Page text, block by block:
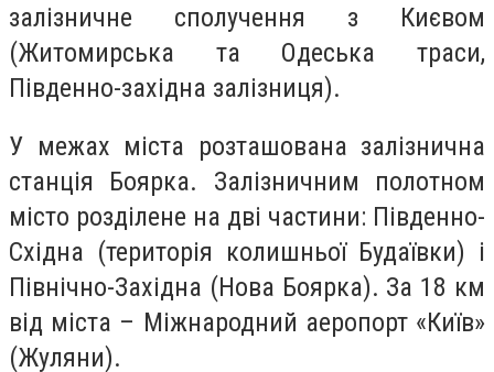
залізничне сполучення з Києвом
(Житомирська та Одеська траси,
Південно-західна залізниця).
У межах міста розташована залізнична
станція Боярка. Залізничним полотном
місто розділене на дві частини: Південно-
Східна (територія колишньої Будаївки) і
Північно-Західна (Нова Боярка). За 18 км
від міста – Міжнародний аеропорт «Київ»
(Жуляни).